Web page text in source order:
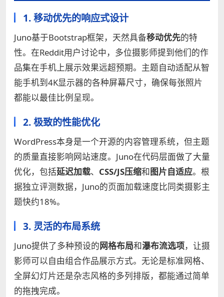
1. 移动优先的响应式设计
Juno基于Bootstrap框架，天然具备移动优先的特
性。在Reddit用户讨论中，多位摄影师提到他们的作
品集在手机上展示效果远超预期。主题自动适配从智
能手机到4K显示器的各种屏幕尺寸，确保每张照片
都能以最佳比例呈现。
2. 极致的性能优化
WordPress本身是一个开源的内容管理系统，但主题
的质量直接影响网站速度。Juno在代码层面做了大量
优化，包括延迟加载、 CSS/JS压缩和图片自适应。根
据独立评测数据，Juno的页面加载速度比同类摄影主
题快约18%。
3. 灵活的布局系统
Juno提供了多种预设的网格布局和瀑布流选项，让摄
影师可以自由组合作品展示方式。无论是标准网格、
全屏幻灯片还是杂志风格的多列排版，都能通过简单
的拖拽完成。